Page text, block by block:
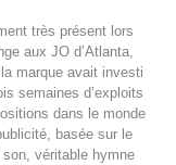
très présent lors
aux JO d’Atlanta,
marque avait investi
semaines d’exploits
dans le monde
basée sur le
véritable hymne